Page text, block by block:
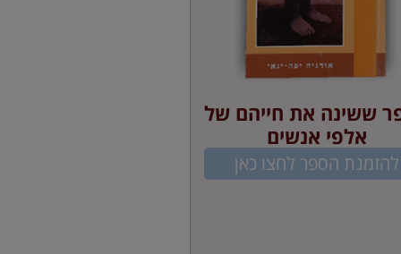
ששינה את חייהם של
אלפי אנשים
להזמנת הספר לחצו כאן